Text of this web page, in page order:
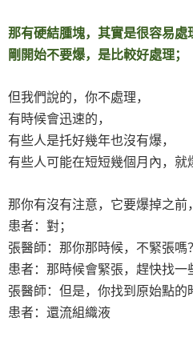
那有硬結腫塊，其實是很容易處
剛開始不要爆，是比較好處理；
但我們說的，你不處理，
有時候會迅速的，
有些人是托好幾年也沒有爆，
有些人可能在短短幾個月內，就
那你有沒有注意，它要爆掉之前
患者：對；
張醫師：那你那時候，不緊張嗎？
患者：那時候會緊張，趕快找一
張醫師：但是，你找到原始點的
患者：還流組織液